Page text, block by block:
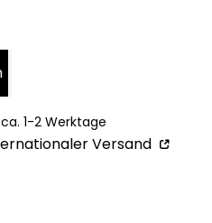
1-2 Werktage
Versand